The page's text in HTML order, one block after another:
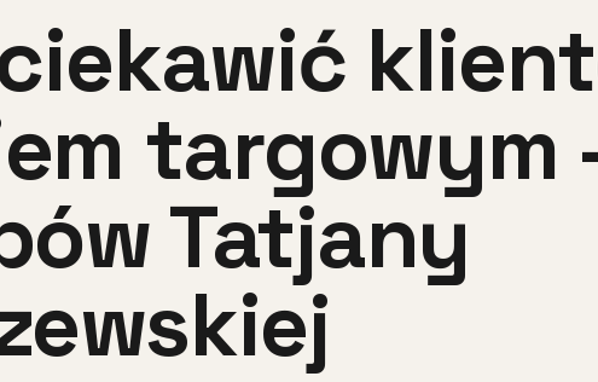
targowym
Tatjany